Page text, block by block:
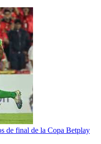
de final de la Copa Betplay